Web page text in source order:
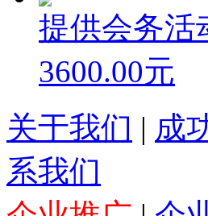
提供会务活
3600.00元
关于我们 | 成
系我们